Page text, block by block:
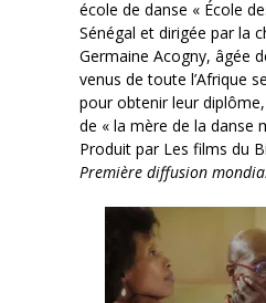
école de danse « École
Sénégal et dirigée par la
Germaine Acogny, âgée
venus de toute l’Afrique
pour obtenir leur
de « la mère de la danse
Produit par Les films du
Première diffusion